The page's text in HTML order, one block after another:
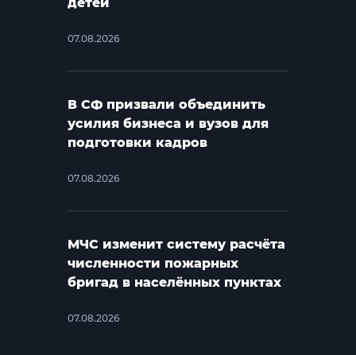
07.08.2026
В СФ призвали объединить
усилия бизнеса и вузов для
подготовки кадров
07.08.2026
МЧС изменит систему расчёта
численности пожарных
бригад в населённых пунктах
07.08.2026